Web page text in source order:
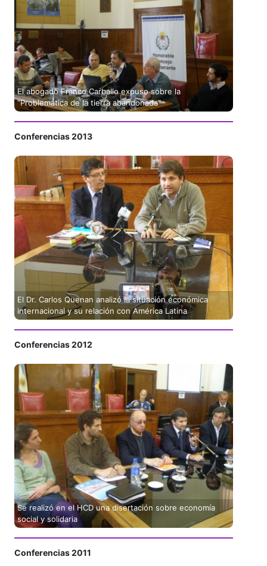
El abogado Franco Carballo expuso sobre la
“Problemática de la tierra abandonada”
Conferencias 2013
El Dr. Carlos Quenan analizó la situación económica
internacional y su relación con América Latina
Conferencias 2012
Se realizó en el HCD una disertación sobre economía
social y solidaria
Conferencias 2011